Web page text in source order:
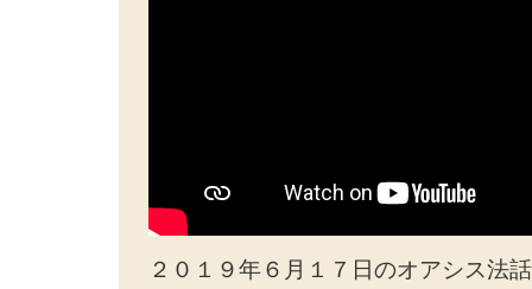
２０１９年６月１７日のオアシス法